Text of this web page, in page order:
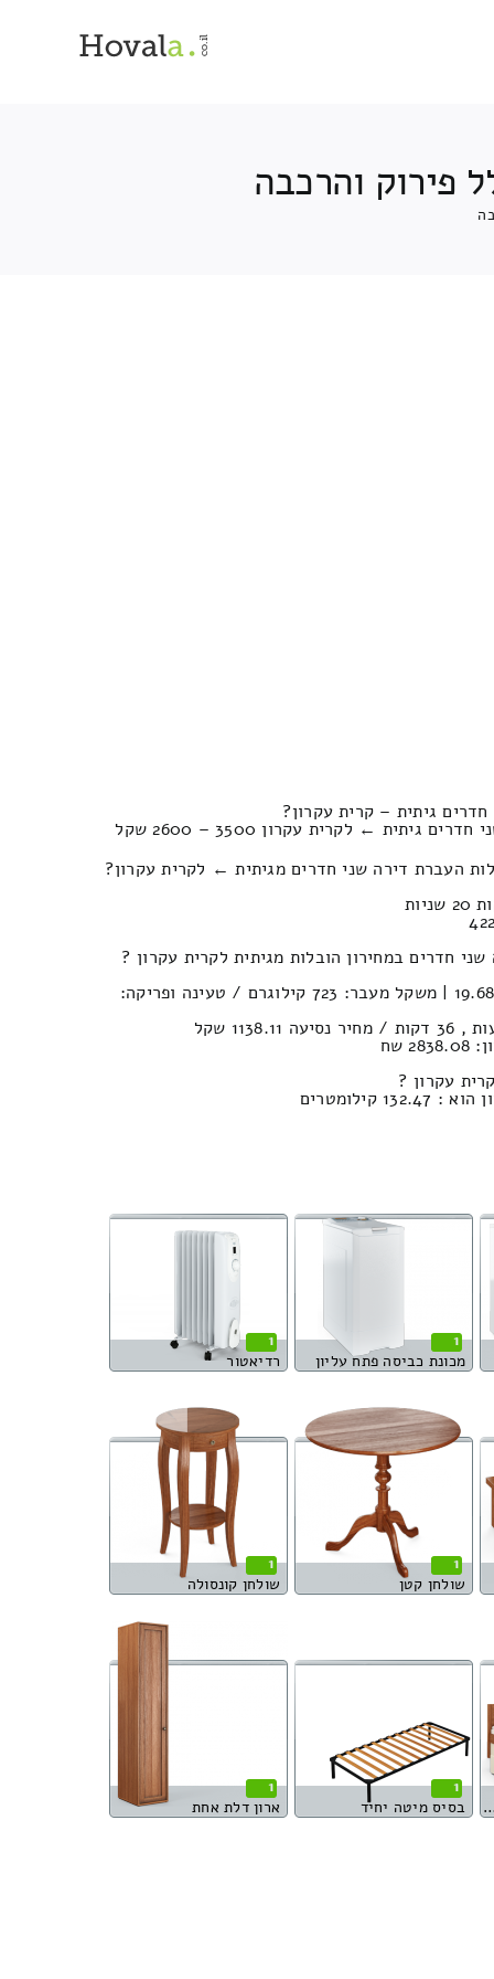
פירוק והרכבה
גיתית – קרית עקרון?
← לקרית עקרון 3500 – 2600 שקל
העברת דירה שני חדרים מגיתית ← לקרית עקרון?
חדרים במחירון הובלות מגיתית לקרית עקרון ?
נפח חפצים במשאית : 19.68м³ | משקל מעבר: 723 קילוגרם / טעינה ופריקה:
שח
עקרון ?
1
מכונת כביסה פתח עליון
1
רדיאטור
1
שולחן קטן
1
שולחן קונסולה
ארגז מצעים
1
בסיס מיטה יחיד
1
ארון דלת אחת